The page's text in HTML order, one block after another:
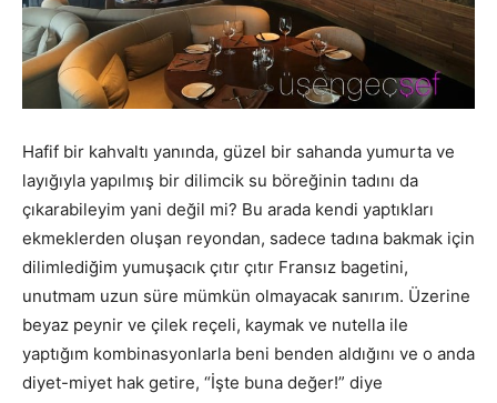
Hafif bir kahvaltı yanında, güzel bir sahanda yumurta ve
layığıyla yapılmış bir dilimcik su böreğinin tadını da
çıkarabileyim yani değil mi? Bu arada kendi yaptıkları
ekmeklerden oluşan reyondan, sadece tadına bakmak için
dilimlediğim yumuşacık çıtır çıtır Fransız bagetini,
unutmam uzun süre mümkün olmayacak sanırım. Üzerine
beyaz peynir ve çilek reçeli, kaymak ve nutella ile
yaptığım kombinasyonlarla beni benden aldığını ve o anda
diyet-miyet hak getire, “İşte buna değer!” diye